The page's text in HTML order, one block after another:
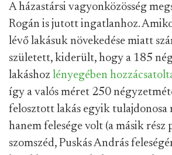
A házastársi vagyonközösség
Rogán is jutott ingatlanhoz.
lévő lakásuk növekedése miatt
született, kiderült, hogy a 185
lakáshoz lényegében
így a valós méret 250
felosztott lakás egyik tulajdonosa
hanem felesége volt (a másik rész
szomszéd, Puskás András